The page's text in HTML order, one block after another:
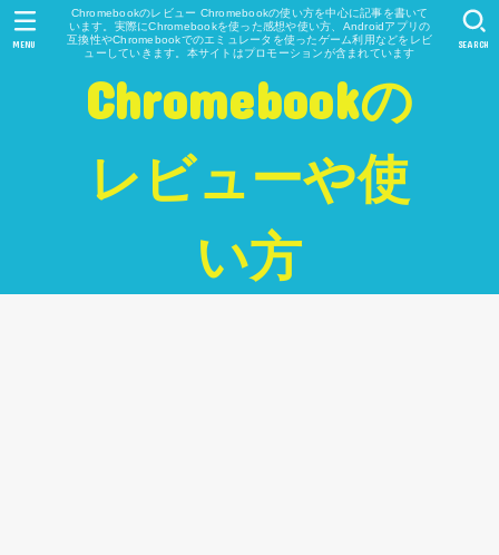
Chromebookのレビュー Chromebookの使い方を中心に記事を書いて
います。実際にChromebookを使った感想や使い方、Androidアプリの
互換性やChromebookでのエミュレータを使ったゲーム利用などをレビ
ューしていきます。本サイトはプロモーションが含まれています
Chromebookの
レビューや使
い方
SEARCH
MENU